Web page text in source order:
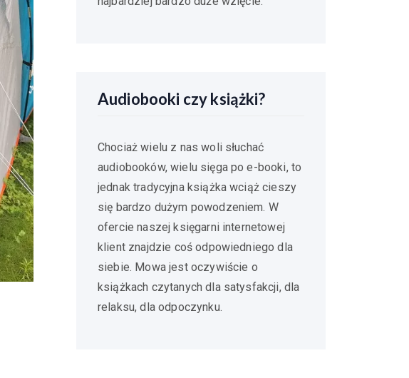
Audiobooki czy książki?
Chociaż wielu z nas woli słuchać
audiobooków, wielu sięga po e-booki, to
jednak tradycyjna książka wciąż cieszy
się bardzo dużym powodzeniem. W
ofercie naszej księgarni internetowej
klient znajdzie coś odpowiedniego dla
siebie. Mowa jest oczywiście o
książkach czytanych dla satysfakcji, dla
relaksu, dla odpoczynku.